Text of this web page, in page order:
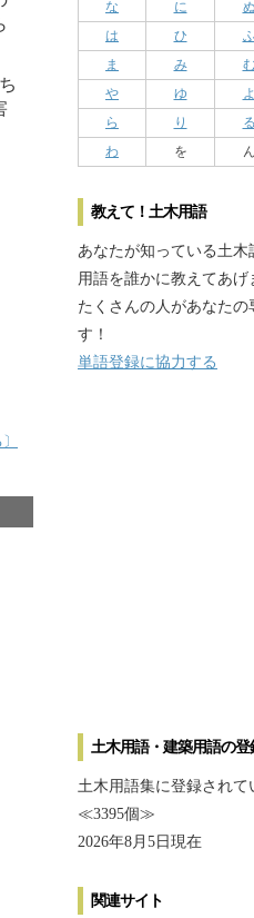
な
に ぬ
は
ひ
ま
み
や
ゆ
よ
ら
り る
わ
を ん
教えて！土木用語
あなたが知っている土
用語を誰かに教えてあげ
たくさんの人があなたの
す！
単語登録に協力する
土木用語・建築用語の登
土木用語集に登録されて
≪3395個≫
2026年8月5日現在
関連サイト